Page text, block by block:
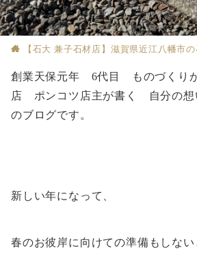
【石大 兼子石材店】滋賀県近江八幡市の
創業天保元年 6代目 ものづくり
店 ポンコツ店主が書く 自分の想
のブログです。
新しい年になって、
春のお彼岸に向けての準備もしない